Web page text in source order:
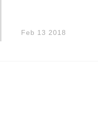
Feb 13 2018